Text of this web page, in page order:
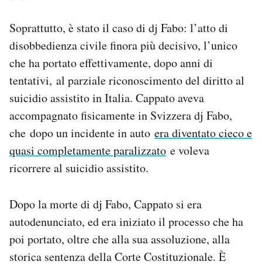
Soprattutto, è stato il caso di dj Fabo: l’atto di
disobbedienza civile finora più decisivo, l’unico
che ha portato effettivamente, dopo anni di
tentativi, al parziale riconoscimento del diritto al
suicidio assistito in Italia. Cappato aveva
accompagnato fisicamente in Svizzera dj Fabo,
che dopo un incidente in auto era diventato cieco e
quasi completamente paralizzato e voleva
ricorrere al suicidio assistito.
Dopo la morte di dj Fabo, Cappato si era
autodenunciato, ed era iniziato il processo che ha
poi portato, oltre che alla sua assoluzione, alla
storica sentenza della Corte Costituzionale. È